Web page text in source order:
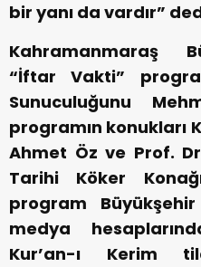
bir yanı da vardır”
Kahramanmaraş
“İftar Vakti”
Sunuculuğunu
programın konukları
Ahmet Öz ve Prof.
Tarihi Köker
program
medya
Kur’an-ı Kerim